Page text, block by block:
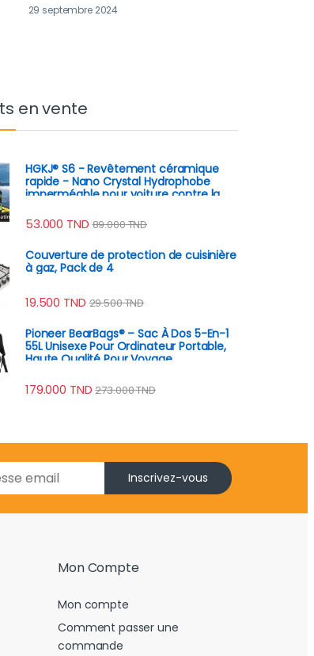
29 septembre 2024
en vente
HGKJ® S6 - Revêtement céramique
rapide - Nano Crystal Hydrophobe
imperméable pour voiture contre la
53.000 TND 89.000TND
Couverture de protection de cuisinière
à gaz, Pack de 4
19.500 TND 29.500TND
Pioneer BearBags® – Sac À Dos 5-En-1
55L Unisexe Pour Ordinateur Portable,
Haute Qualité Pour Voyage
179.000 TND 273.000TND
Inscrivez-vous
Mon Compte
Mon compte
Comment passer une
commande